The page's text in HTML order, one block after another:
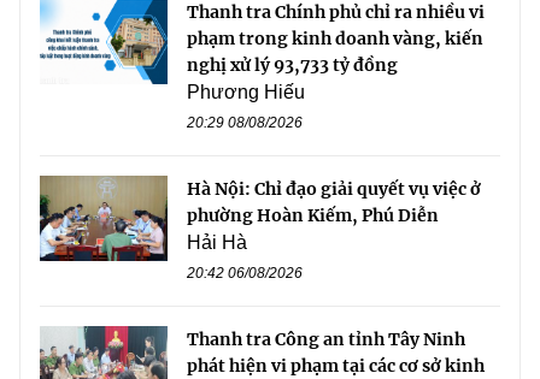
Thanh tra Chính phủ chỉ ra nhiều vi
phạm trong kinh doanh vàng, kiến
nghị xử lý 93,733 tỷ đồng
Phương Hiếu
20:29 08/08/2026
Hà Nội: Chỉ đạo giải quyết vụ việc ở
phường Hoàn Kiếm, Phú Diễn
Hải Hà
20:42 06/08/2026
Thanh tra Công an tỉnh Tây Ninh
phát hiện vi phạm tại các cơ sở kinh